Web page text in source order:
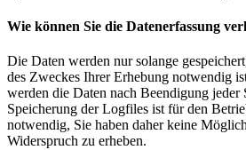
Wie können Sie die Datenerfassung
Die Daten werden nur solange
des Zweckes Ihrer Erhebung notwendig
werden die Daten nach Beendigung jeder
Speicherung der Logfiles ist für den
notwendig, Sie haben daher keine
Widerspruch zu erheben.